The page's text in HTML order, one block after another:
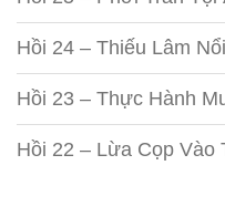
Hồi 24 – Thiếu Lâm
Hồi 23 – Thực Hành
Hồi 22 – Lừa Cọp Vào